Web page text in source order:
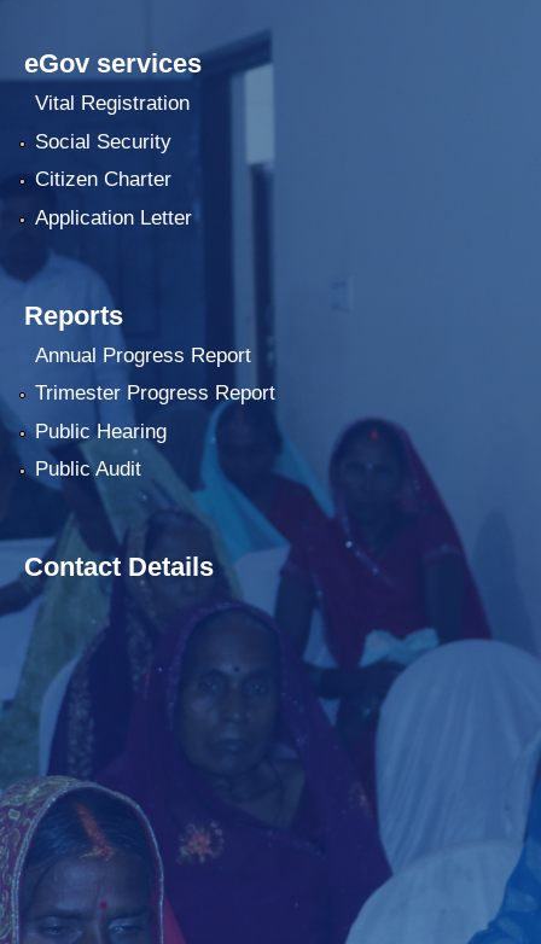
eGov services
Vital Registration
Social Security
Citizen Charter
Application Letter
Reports
Annual Progress Report
Trimester Progress Report
Public Hearing
Public Audit
Contact Details